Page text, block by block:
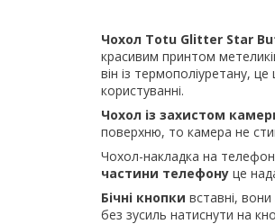
Чохол Totu Glitter Star
красивим принтом
він із термополіуретану,
користуванні.
Чохол із захистом
поверхню, то камера не
Чохол-накладка на телефон
частини телефону це
Бічні кнопки вставні,
без зусиль натиснути на